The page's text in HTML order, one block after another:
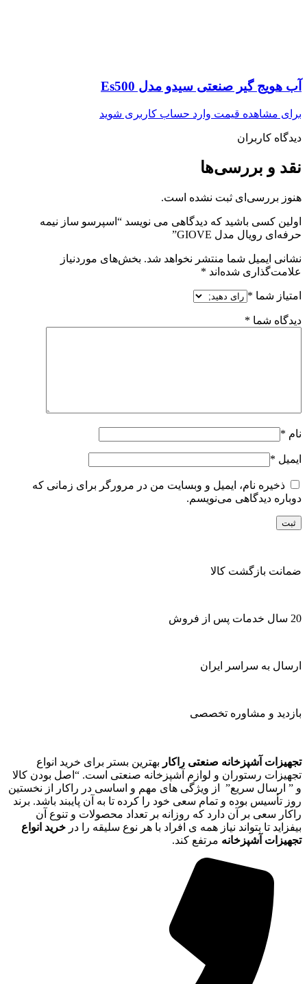
آب هویج گیر صنعتی سیدو مدل Es500
برای مشاهده قیمت وارد حساب کاربری شوید
دیدگاه کاربران
نقد و بررسی‌ها
هنوز بررسی‌ای ثبت نشده است.
اولین کسی باشید که دیدگاهی می نویسد “اسپرسو ساز نیمه
حرفه‌ای رویال مدل GIOVE”
نشانی ایمیل شما منتشر نخواهد شد. بخش‌های موردنیاز
علامت‌گذاری شده‌اند *
امتیاز شما *
دیدگاه شما *
نام *
ایمیل *
ذخیره نام، ایمیل و وبسایت من در مرورگر برای زمانی که
دوباره دیدگاهی می‌نویسم.
ضمانت بازگشت کالا
20 سال خدمات پس از فروش
ارسال به سراسر ایران
بازدید و مشاوره تخصصی
تجهیزات آشپزخانه صنعتی راکار بهترین بستر برای خرید انواع
تجهیزات رستوران و لوازم آشپزخانه صنعتی است. “اصل بودن کالا
و ” ارسال سریع” از ویژگی های مهم و اساسی در راکار از نخستین
روز تأسیس بوده و تمام سعی خود را کرده تا به آن پایبند باشد. برند
راکار سعی بر آن دارد که روزانه بر تعداد محصولات و تنوع آن
بیفزاید تا بتواند نیاز همه ی افراد با هر نوع سلیقه را در خرید انواع
تجهیزات آشپزخانه مرتفع کند.